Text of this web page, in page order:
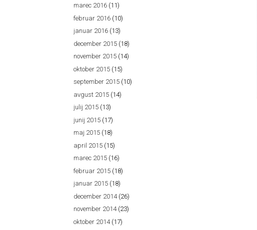
marec 2016 (11)
februar 2016 (10)
januar 2016 (13)
december 2015 (18)
november 2015 (14)
oktober 2015 (15)
september 2015 (10)
avgust 2015 (14)
julij 2015 (13)
junij 2015 (17)
maj 2015 (18)
april 2015 (15)
marec 2015 (16)
februar 2015 (18)
januar 2015 (18)
december 2014(26)
november 2014(23)
oktober 2014(17)